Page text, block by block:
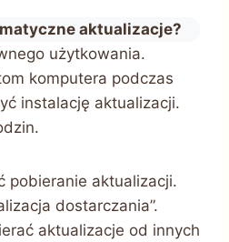
aktualizacje?
użytkowania.
komputera podczas
instalację aktualizacji.
pobieranie aktualizacji.
dostarczania”.
aktualizacje od innych